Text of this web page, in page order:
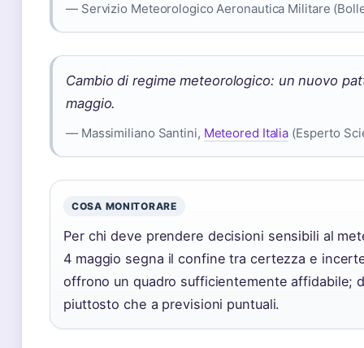
— Servizio Meteorologico Aeronautica Militare
Cambio di regime meteorologico: un nuovo
maggio.
— Massimiliano Santini, Meteored Italia (Esperto
COSA MONITORARE
Per chi deve prendere decisioni sensibili al
4 maggio segna il confine tra certezza e
offrono un quadro sufficientemente affidabile;
piuttosto che a previsioni puntuali.